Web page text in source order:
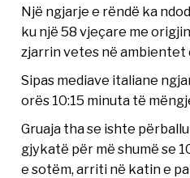
Një ngjarje e rëndë ka
ku një 58 vjeçare me
zjarrin vetes në ambientet
Sipas mediave italiane
orës 10:15 minuta të
Gruaja tha se ishte
gjykatë për më shumë se
e sotëm, arriti në katin e